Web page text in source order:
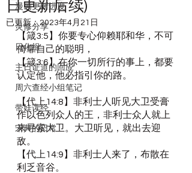
漫画更新进度
灵修分享
日化组
主日证道的回应
周六查经小组笔记
带娃读经
宋典的日常
日更新后续)
已更新： 2023年4月21日
【箴3:5】你要专心仰赖耶和华，不可
倚靠自己的聪明，
【箴3:6】在你一切所行的事上，都要
认定他，他必指引你的路。
【代上14:8】非利士人听见大卫受膏
作以色列众人的王，非利士众人就上
来寻索大卫。大卫听见，就出去迎
敌。
【代上14:9】非利士人来了，布散在
利乏音谷。